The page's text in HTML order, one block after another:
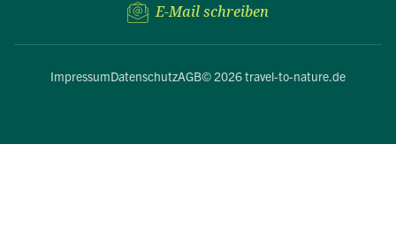
E-Mail schreiben
ImpressumDatenschutzAGB© 2026 travel-to-nature.de